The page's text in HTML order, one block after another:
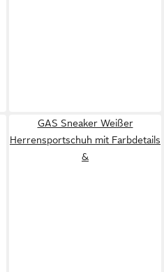
GAS Sneaker Weißer
Herrensportschuh mit Farbdetails
&